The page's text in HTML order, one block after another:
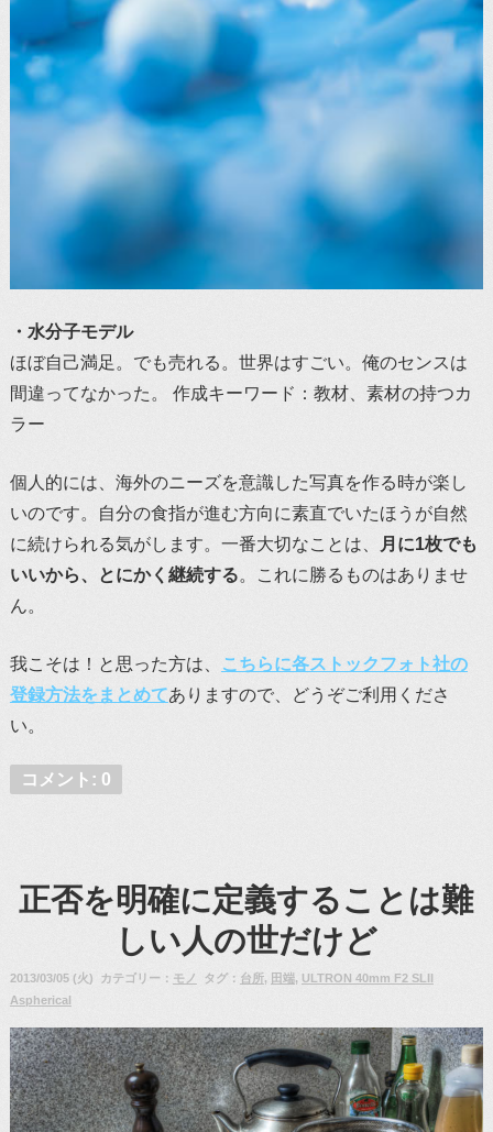
・水分子モデル
ほぼ自己満足。でも売れる。世界はすごい。俺のセンスは
間違ってなかった。 作成キーワード：教材、素材の持つカ
ラー
個人的には、海外のニーズを意識した写真を作る時が楽し
いのです。自分の食指が進む方向に素直でいたほうが自然
に続けられる気がします。一番大切なことは、
月に1枚でも
いいから、とにかく継続する。これに勝るものはありませ
ん。
我こそは！と思った方は、
こちらに各ストックフォト社の
登録方法をまとめてありますので、どうぞご利用くださ
い。
コメント: 0
正否を明確に定義することは難
しい人の世だけど
2013/03/05 (火) カテゴリー： モノ タグ： 台所, 田端, ULTRON 40mm F2 SLII
Aspherical